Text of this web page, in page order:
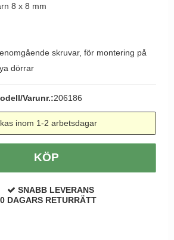
8 x 8 mm
skruvar, för montering på
dörrar
Varunr.:206186
inom 1-2 arbetsdagar
KÖP
SNABB LEVERANS
DAGARS RETURRÄTT